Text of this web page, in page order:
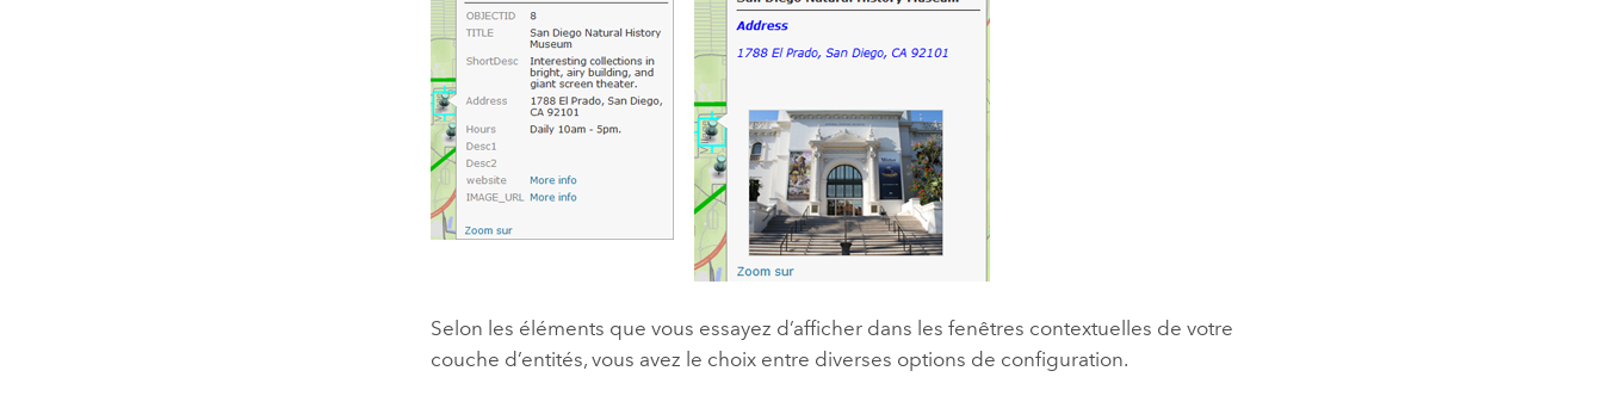
Selon les éléments que vous essayez d’afficher dans les fenêtres contextuelles de votre
couche d’entités, vous avez le choix entre diverses options de configuration.